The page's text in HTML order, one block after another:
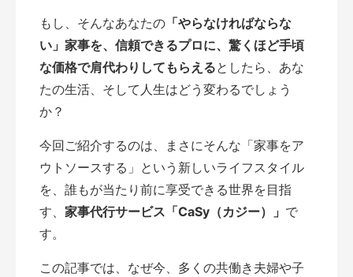
もし、そんなあなたの 「やらなければならな
い」家事を、信頼できるプロに、驚くほど手頃
な価格で肩代わりしてもらえるとしたら、あな
たの生活、そして人生はどう変わるでしょう
か？
今回ご紹介するのは、まさにそんな「家事をア
ウトソースする」という新しいライフスタイル
を、誰もが当たり前に享受できる世界を目指
す、 家事代行サービス「CaSy（カジー）」 で
す。
この記事では、なぜ今、多くの共働き夫婦や子